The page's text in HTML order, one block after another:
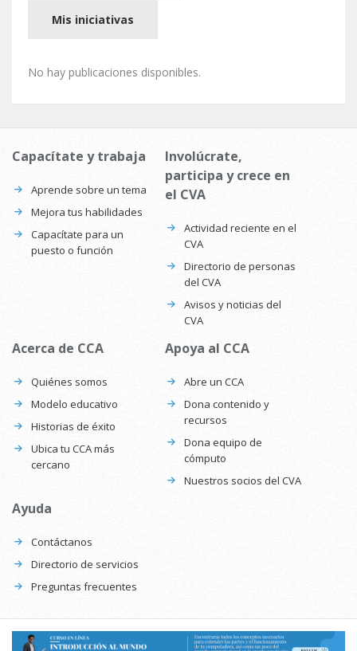
Mis iniciativas
No hay publicaciones disponibles.
Capacítate y trabaja
Aprende sobre un tema
Mejora tus habilidades
Capacítate para un
puesto o función
Involúcrate,
participa y crece en
el CVA
Actividad reciente en el
CVA
Directorio de personas
del CVA
Avisos y noticias del
CVA
Acerca de CCA
Quiénes somos
Modelo educativo
Historias de éxito
Ubica tu CCA más
cercano
Apoya al CCA
Abre un CCA
Dona contenido y
recursos
Dona equipo de
cómputo
Nuestros socios del CVA
Ayuda
Contáctanos
Directorio de servicios
Preguntas frecuentes